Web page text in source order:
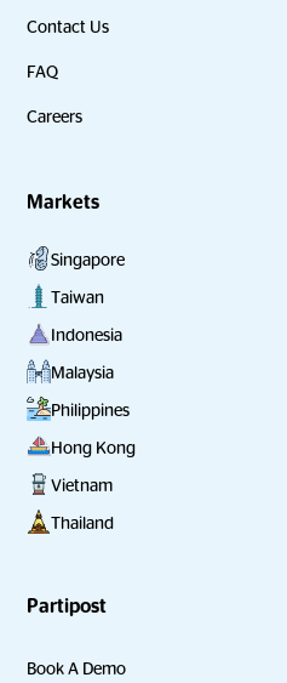
Contact Us
FAQ
Careers
Markets
Singapore
Taiwan
Indonesia
Malaysia
Philippines
Hong Kong
Vietnam
Thailand
Partipost
Book A Demo